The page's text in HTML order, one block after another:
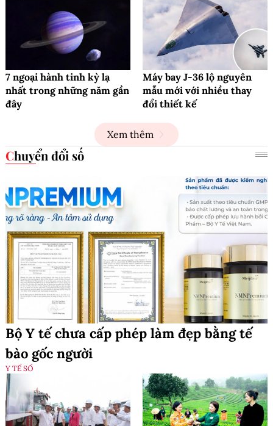
7 ngoại hành tinh kỳ lạ
nhất trong những năm gần
đây
Máy bay J-36 lộ nguyên
mẫu mới với nhiều thay
đổi thiết kế
Xem thêm
Chuyển đổi số
Bộ Y tế chưa cấp phép làm đẹp bằng tế
bào gốc người
Y TẾ SỐ